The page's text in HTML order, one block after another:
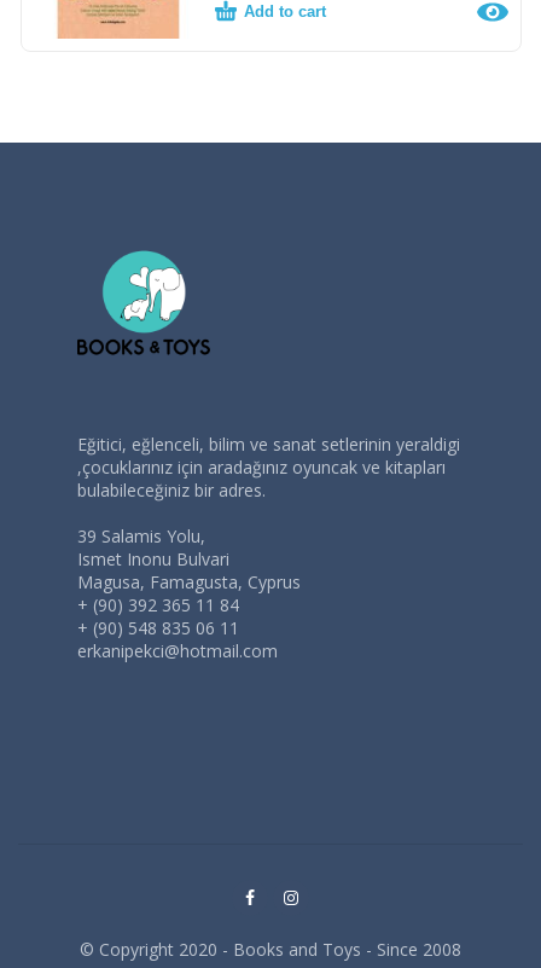
Add to cart
Eğitici, eğlenceli, bilim ve sanat setlerinin yeraldigi
,çocuklarınız için aradağınız oyuncak ve kitapları
bulabileceğiniz bir adres.
39 Salamis Yolu,
Ismet Inonu Bulvari
Magusa, Famagusta, Cyprus
+ (90) 392 365 11 84
+ (90) 548 835 06 11
erkanipekci@hotmail.com
© Copyright 2020 - Books and Toys - Since 2008